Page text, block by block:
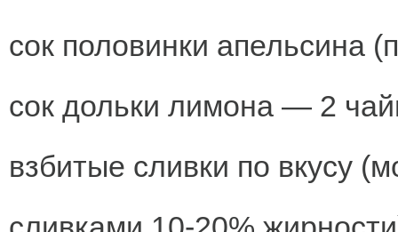
сок половинки апельсина
сок дольки лимона — 2
взбитые сливки по вкусу